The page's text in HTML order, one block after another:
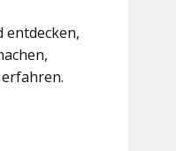
entdecken,